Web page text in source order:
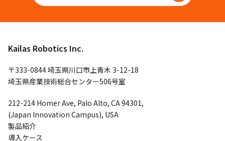
Kailas Robotics Inc.
〒333-0844 埼玉県川口市上青木 3-12-18
埼玉県産業技術総合センター506号室
212-214 Homer Ave, Palo Alto, CA 94301,
(Japan Innovation Campus), USA
製品紹介
導入ケース